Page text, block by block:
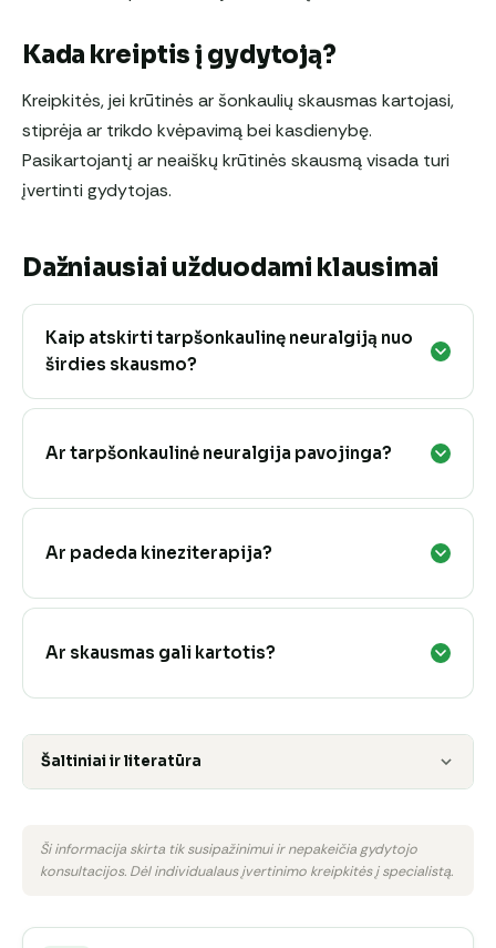
Kada kreiptis į gydytoją?
Kreipkitės, jei krūtinės ar šonkaulių skausmas kartojasi,
stiprėja ar trikdo kvėpavimą bei kasdienybę.
Pasikartojantį ar neaiškų krūtinės skausmą visada turi
įvertinti gydytojas.
Dažniausiai užduodami klausimai
Kaip atskirti tarpšonkaulinę neuralgiją nuo
širdies skausmo?
Ar tarpšonkaulinė neuralgija pavojinga?
Ar padeda kineziterapija?
Ar skausmas gali kartotis?
Šaltiniai ir literatūra
Ši informacija skirta tik susipažinimui ir nepakeičia gydytojo
konsultacijos. Dėl individualaus įvertinimo kreipkitės į specialistą.